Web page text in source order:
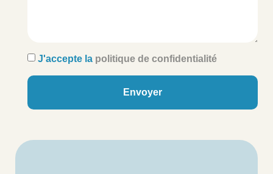
J'accepte la politique de confidentialité
Envoyer